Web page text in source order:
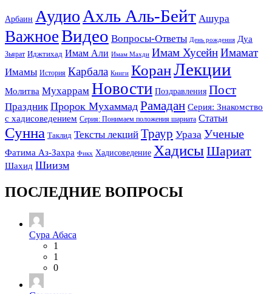
Арбаин Аудио Ахль Аль-Бейт Ашура
ВажноеВидео Вопросы-Ответы День рождения Дуа
Зьярат Иджтихад Имам Али Имам Махди Имам ХусейнИмамат
Имамы История Карбала Книги КоранЛекции
Молитва Мухаррам Новости Поздравления Пост
Праздник Пророк Мухаммад Рамадан Серия: Знакомство
с хадисоведением Серия: Понимаем положения шариата Статьи
Сунна Таклид Тексты лекций Траур Ураза Ученые
Фатима Аз-Захра Фикх Хадисоведение ХадисыШариат
Шахид Шиизм
ПОСЛЕДНИЕ ВОПРОСЫ
Сура Абаса
1
1
0